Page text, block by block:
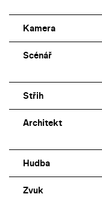
Kamera
Scénář
Střih
Architekt
Hudba
Zvuk